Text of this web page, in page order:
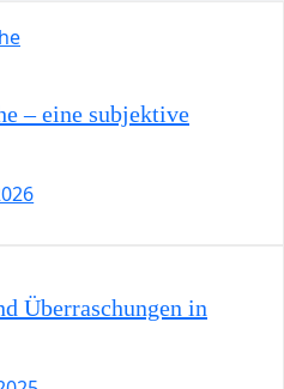
– eine subjektive
Überraschungen in